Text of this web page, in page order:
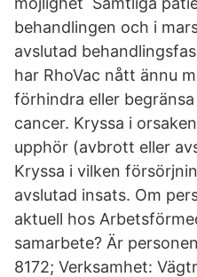
behandlingen och i
avslutad
har RhoVac nått ännu
förhindra eller
cancer. Kryssa i
upphör (avbrott eller
Kryssa i vilken
avslutad insats. Om
aktuell hos
samarbete? Är
8172; Verksamhet: